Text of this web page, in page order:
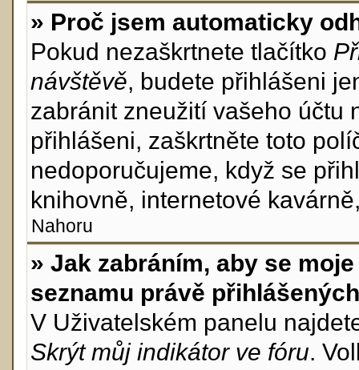
» Proč jsem automaticky
Pokud nezaškrtnete tlačítko
návštěvě, budete přihlášeni
zabránit zneužití vašeho účtu
přihlášeni, zaškrtněte toto
nedoporučujeme, když se
knihovně, internetové
Nahoru
» Jak zabráním, aby se
seznamu právě
V Uživatelském panelu
Skrýt můj indikátor ve fóru.